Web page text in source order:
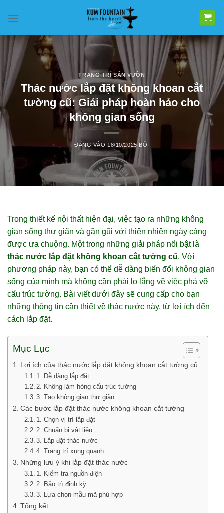
qua
dung
TRANG TRÍ SÂN VƯỜN
Thác nước lắp đặt không khoan cắt
tường cũ: Giải pháp hoàn hảo cho
không gian sống
ĐĂNG VÀO 18/10/2025 BỞI
Trong thiết kế nội thất hiện đại, việc tạo ra những không
gian sống thư giãn và gần gũi với thiên nhiên ngày càng
được ưa chuộng. Một trong những giải pháp nổi bật là
thác nước lắp đặt không khoan cắt tường cũ. Với
phương pháp này, bạn có thể dễ dàng biến đổi không gian
sống của mình mà không cần phải lo lắng về việc phá vỡ
cấu trúc tường. Bài viết dưới đây sẽ cung cấp cho bạn
những thông tin cần thiết về thác nước này, từ lợi ích đến
cách lắp đặt.
Mục Lục
Lợi ích của thác nước lắp đặt không khoan cắt tường cũ
1. Dễ dàng lắp đặt
2. Không làm hỏng cấu trúc tường
3. Tạo không gian thư giãn
Các bước lắp đặt thác nước không khoan cắt tường
1. Chọn vị trí lắp đặt
2. Chuẩn bị vật liệu
3. Lắp đặt thác nước
4. Trang trí xung quanh
Những lưu ý khi lắp đặt thác nước
1. Kiểm tra nguồn điện
2. Bảo trì định kỳ
3. Lựa chọn mẫu mã phù hợp
Tổng kết